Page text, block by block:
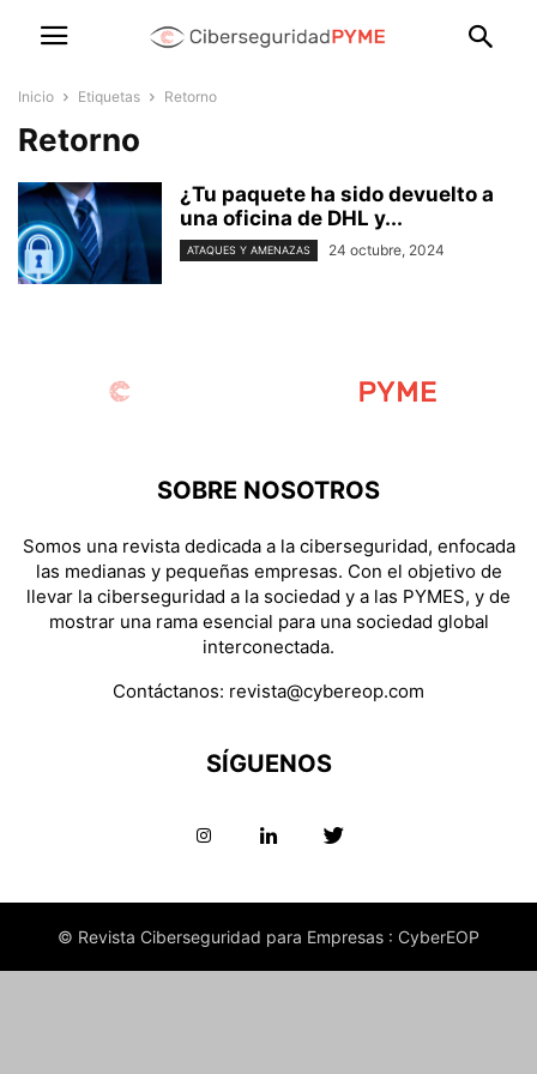
Inicio Etiquetas Retorno
Retorno
¿Tu paquete ha sido devuelto a
una oficina de DHL y...
ATAQUES Y AMENAZAS 24 octubre, 2024
SOBRE NOSOTROS
Somos una revista dedicada a la ciberseguridad, enfocada
las medianas y pequeñas empresas. Con el objetivo de
llevar la ciberseguridad a la sociedad y a las PYMES, y de
mostrar una rama esencial para una sociedad global
interconectada.
Contáctanos: revista@cybereop.com
SÍGUENOS
© Revista Ciberseguridad para Empresas : CyberEOP